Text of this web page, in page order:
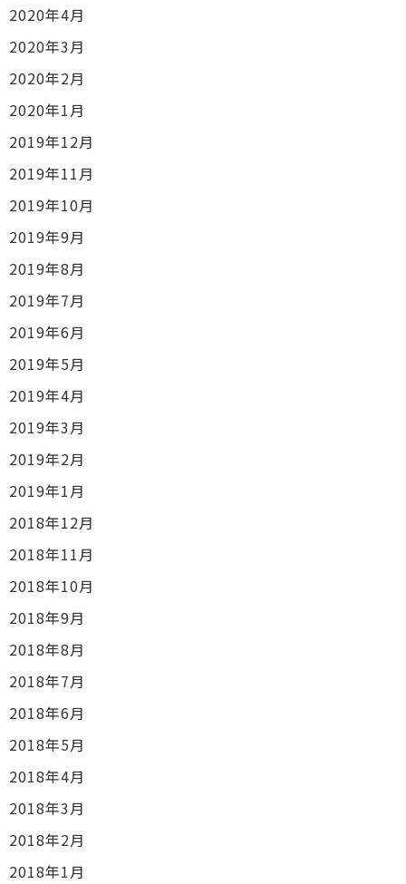
2020年4月
2020年3月
2020年2月
2020年1月
2019年12月
2019年11月
2019年10月
2019年9月
2019年8月
2019年7月
2019年6月
2019年5月
2019年4月
2019年3月
2019年2月
2019年1月
2018年12月
2018年11月
2018年10月
2018年9月
2018年8月
2018年7月
2018年6月
2018年5月
2018年4月
2018年3月
2018年2月
2018年1月